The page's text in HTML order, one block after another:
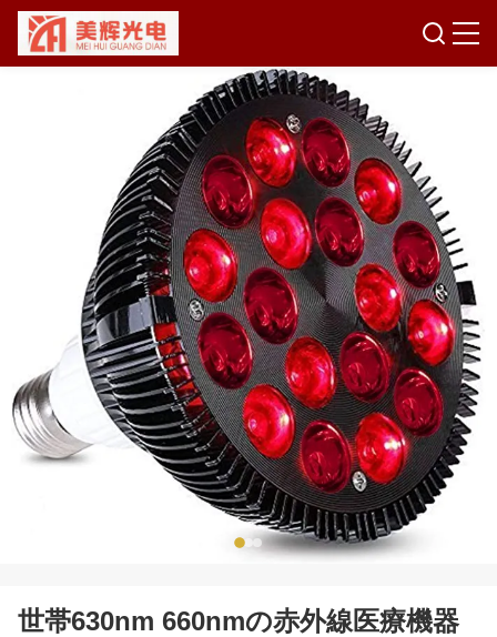
世帯630nm 660nmの赤外線医療機器